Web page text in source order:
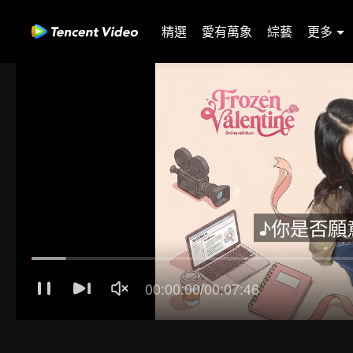
精選 愛有萬象 綜藝 更多